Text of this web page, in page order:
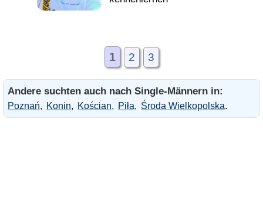
1 2 3
Andere suchten auch nach Single-Männern in:
Poznań Konin Kościan Piła Środa Wielkopolska.